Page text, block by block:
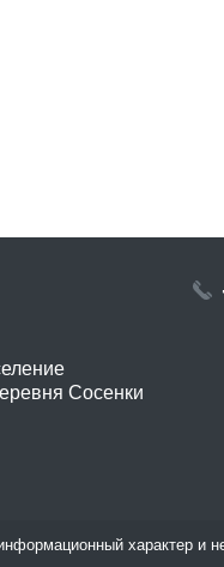
Сосенки
характер и